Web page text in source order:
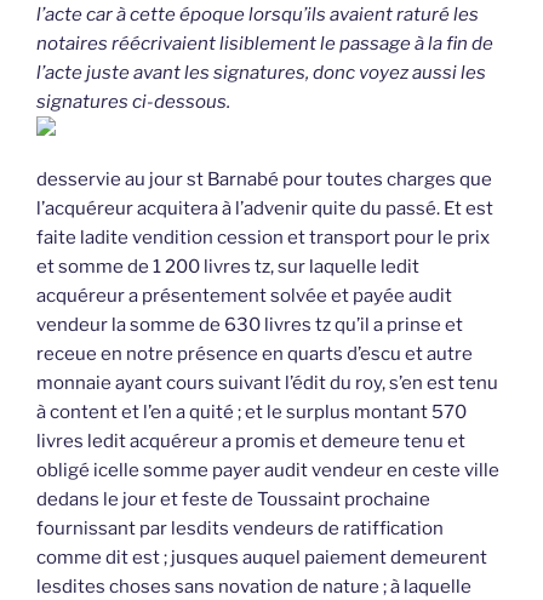
l’acte car à cette époque lorsqu’ils avaient raturé les
notaires réécrivaient lisiblement le passage à la fin de
l’acte juste avant les signatures, donc voyez aussi les
signatures ci-dessous.
desservie au jour st Barnabé pour toutes charges que
l’acquéreur acquitera à l’advenir quite du passé. Et est
faite ladite vendition cession et transport pour le prix
et somme de 1 200 livres tz, sur laquelle ledit
acquéreur a présentement solvée et payée audit
vendeur la somme de 630 livres tz qu’il a prinse et
receue en notre présence en quarts d’escu et autre
monnaie ayant cours suivant l’édit du roy, s’en est tenu
à content et l’en a quité ; et le surplus montant 570
livres ledit acquéreur a promis et demeure tenu et
obligé icelle somme payer audit vendeur en ceste ville
dedans le jour et feste de Toussaint prochaine
fournissant par lesdits vendeurs de ratiffication
comme dit est ; jusques auquel paiement demeurent
lesdites choses sans novation de nature ; à laquelle